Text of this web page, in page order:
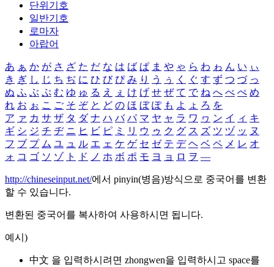
단위기호
일반기호
로마자
아랍어
あ ぁ か が さ ざ た だ な は ば ぱ ま や ゃ ら わ ゎ ん い ぃ
き ぎ し じ ち ぢ に ひ び ぴ み り う ぅ く ぐ す ず つ づ っ
ぬ ふ ぶ ぷ む ゆ ゅ る え ぇ け げ せ ぜ て で ね へ べ ぺ め
れ お ぉ こ ご そ ぞ と ど の ほ ぼ ぽ も よ ょ ろ を
ア ァ カ サ ザ タ ダ ナ ハ バ パ マ ヤ ャ ラ ワ ヮ ン イ ィ キ
ギ シ ジ チ ヂ ニ ヒ ビ ピ ミ リ ウ ゥ ク グ ス ズ ツ ヅ ッ ヌ
フ ブ プ ム ユ ュ ル エ ェ ケ ゲ セ ゼ テ デ ヘ ベ ペ メ レ オ
ォ コ ゴ ソ ゾ ト ド ノ ホ ボ ポ モ ヨ ョ ロ ヲ ―
http://chineseinput.net/에서 pinyin(병음)방식으로 중국어를 변환
할 수 있습니다.
변환된 중국어를 복사하여 사용하시면 됩니다.
예시)
中文 을 입력하시려면 zhongwen을 입력하시고 space를